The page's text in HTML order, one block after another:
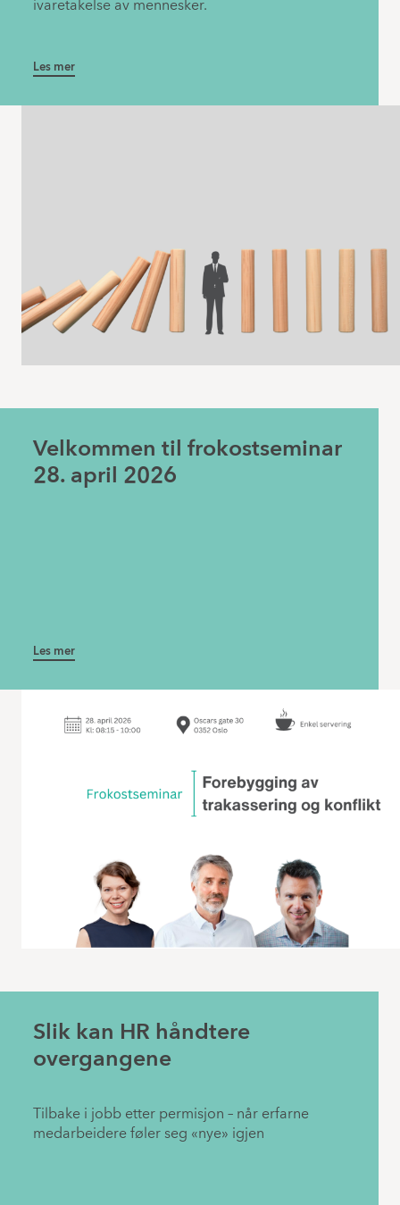
ivaretakelse av mennesker.
Les mer
Velkommen til frokostseminar
28. april 2026
Les mer
Slik kan HR håndtere
overgangene
Tilbake i jobb etter permisjon – når erfarne
medarbeidere føler seg «nye» igjen